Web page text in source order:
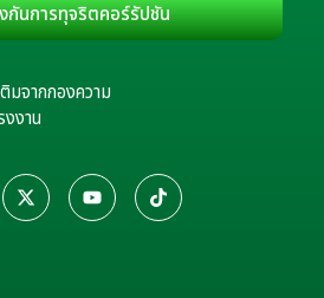
กันการทุจริตคอร์รัปชัน
มจากกองความ
งาน